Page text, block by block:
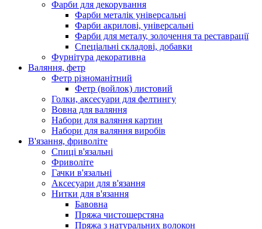
Фарби для декорування
Фарби металік універсальні
Фарби акрилові, універсальні
Фарби для металу, золочення та реставрації
Спеціальні складові, добавки
Фурнітура декоративна
Валяння, фетр
Фетр різноманітний
Фетр (войлок) листовий
Голки, аксесуари для фелтингу
Вовна для валяння
Набори для валяння картин
Набори для валяння виробів
В'язання, фриволіте
Спиці в'язальні
Фриволіте
Гачки в'язальні
Аксесуари для в'язання
Нитки для в'язання
Бавовна
Пряжа чистошерстяна
Пряжа з натуральних волокон